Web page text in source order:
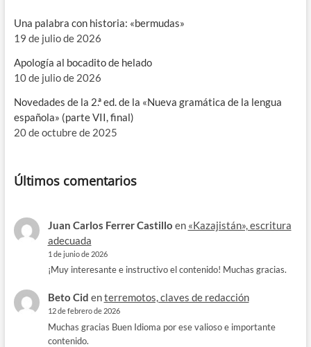
Una palabra con historia: «bermudas»
19 de julio de 2026
Apología al bocadito de helado
10 de julio de 2026
Novedades de la 2.ª ed. de la «Nueva gramática de la lengua
española» (parte VII, final)
20 de octubre de 2025
Últimos comentarios
Juan Carlos Ferrer Castillo en «Kazajistán», escritura
adecuada
1 de junio de 2026
¡Muy interesante e instructivo el contenido! Muchas gracias.
Beto Cid enterremotos, claves de redacción
12 de febrero de 2026
Muchas gracias Buen Idioma por ese valioso e importante
contenido.